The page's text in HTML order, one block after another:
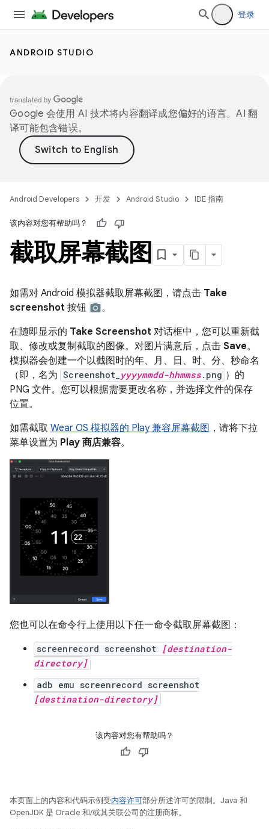
登录
ANDROID STUDIO
Google 会使用 AI 技术将内容翻译成您偏好的语言。AI 翻
译可能包含错误。
Android Developers 开发 Android Studio IDE 指南
该内容对您有帮助吗？
截取屏幕截图
如需对 Android 模拟器截取屏幕截图，请点击 Take
screenshot 按钮
。
在随即显示的 Take Screenshot 对话框中，您可以重新截
取、修改或复制截取的图像。对图片满意后，点击 Save。
模拟器会创建一个以截图时的年、月、日、时、分、秒命名
（即，名为 Screenshot_ yyyymmdd-hhmmss.png ）的
PNG 文件。您可以根据需要更改名称，并选择文件的保存
位置。
如需截取 Wear OS 模拟器的 Play 兼容屏幕截图 ，请将下拉
菜单设置为 Play 商店兼容。
您也可以在命令行上使用以下任一命令截取屏幕截图：
screenrecord screenshot
[destination-
directory]
adb emu screenrecord screenshot
[destination-directory]
该内容对您有帮助吗？
本页面上的内容和代码示例受内容许可部分所述许可的限制。Java 和
OpenJDK 是 Oracle 和/或其关联公司的注册商标。